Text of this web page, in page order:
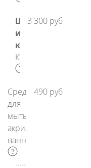
Шторки
и
карнизы
Карниз
3 300 руб
Средство
для
мытья
акриловых
ванн
490 руб